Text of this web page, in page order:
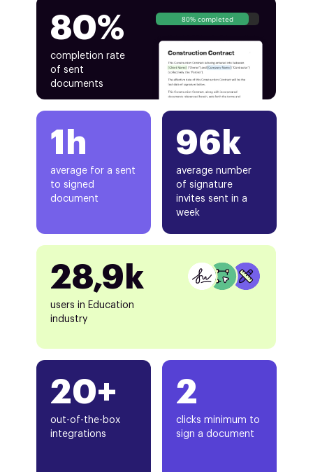
80%
completion rate
of sent
documents
80% completed
1h
average for a sent
to signed
document
20+
out-of-the-box
integrations
96k
average number
of signature
invites sent in a
week
28,9k
users in Education
industry
2
clicks minimum to
sign a document